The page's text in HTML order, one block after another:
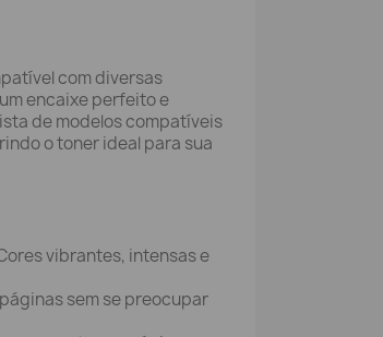
com diversas
encaixe perfeito e
de modelos compatíveis
o toner ideal para sua
vibrantes, intensas e
sem se preocupar